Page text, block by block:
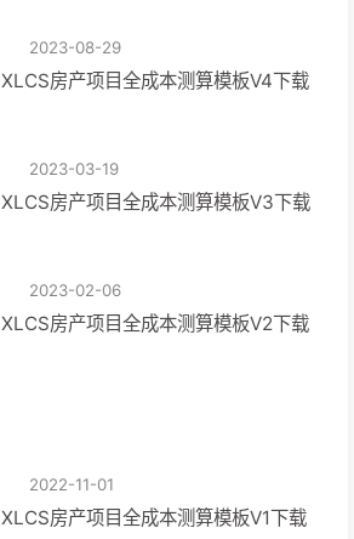
2023-08-29
XLCS房产项目全成本测算模板V4下载
2023-03-19
XLCS房产项目全成本测算模板V3下载
2023-02-06
XLCS房产项目全成本测算模板V2下载
2022-11-01
XLCS房产项目全成本测算模板V1下载